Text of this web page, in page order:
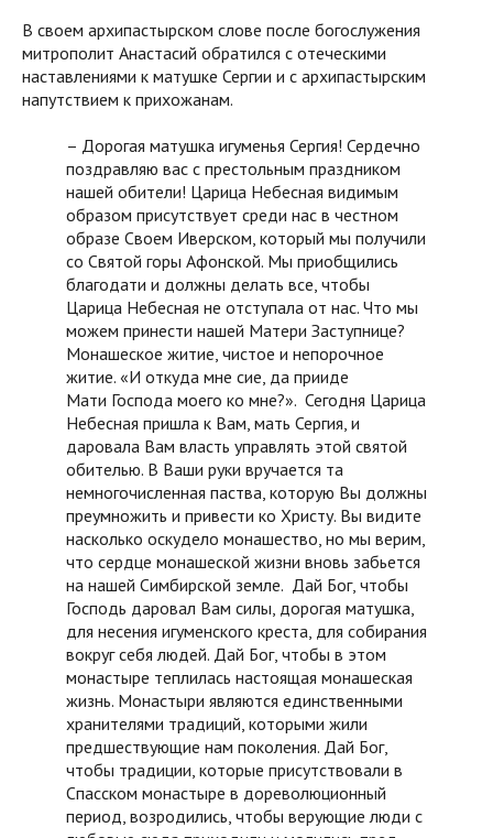
В своем архипастырском слове после богослужения
митрополит Анастасий обратился с отеческими
наставлениями к матушке Сергии и с архипастырским
напутствием к прихожанам.
– Дорогая матушка игуменья Сергия! Сердечно
поздравляю вас с престольным праздником
нашей обители! Царица Небесная видимым
образом присутствует среди нас в честном
образе Своем Иверском, который мы получили
со Святой горы Афонской. Мы приобщились
благодати и должны делать все, чтобы
Царица Небесная не отступала от нас. Что мы
можем принести нашей Матери Заступнице?
Монашеское житие, чистое и непорочное
житие. «И откуда мне сие, да прииде
Мати Господа моего ко мне?». Сегодня Царица
Небесная пришла к Вам, мать Сергия, и
даровала Вам власть управлять этой святой
обителью. В Ваши руки вручается та
немногочисленная паства, которую Вы должны
преумножить и привести ко Христу. Вы видите
насколько оскудело монашество, но мы верим,
что сердце монашеской жизни вновь забьется
на нашей Симбирской земле. Дай Бог, чтобы
Господь даровал Вам силы, дорогая матушка,
для несения игуменского креста, для собирания
вокруг себя людей. Дай Бог, чтобы в этом
монастыре теплилась настоящая монашеская
жизнь. Монастыри являются единственными
хранителями традиций, которыми жили
предшествующие нам поколения. Дай Бог,
чтобы традиции, которые присутствовали в
Спасском монастыре в дореволюционный
период, возродились, чтобы верующие люди с